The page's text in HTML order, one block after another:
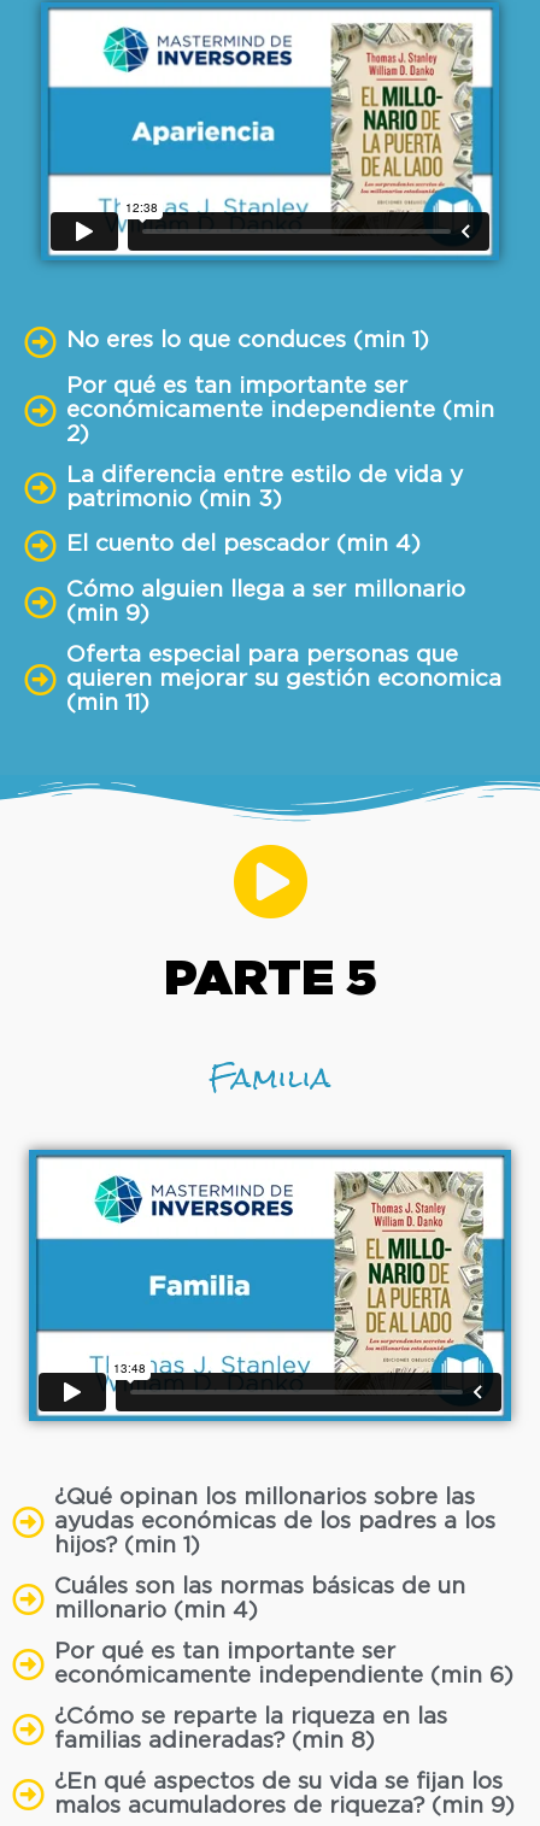
No eres lo que conduces (min 1)
Por qué es tan importante ser
económicamente independiente (min
2)
La diferencia entre estilo de vida y
patrimonio (min 3)
El cuento del pescador (min 4)
Cómo alguien llega a ser millonario
(min 9)
Oferta especial para personas que
quieren mejorar su gestión economica
(min 11)
PARTE 5
Familia
¿Qué opinan los millonarios sobre las
ayudas económicas de los padres a los
hijos? (min 1)
Cuáles son las normas básicas de un
millonario (min 4)
Por qué es tan importante ser
económicamente independiente (min 6)
¿Cómo se reparte la riqueza en las
familias adineradas? (min 8)
¿En qué aspectos de su vida se fijan los
malos acumuladores de riqueza? (min 9)